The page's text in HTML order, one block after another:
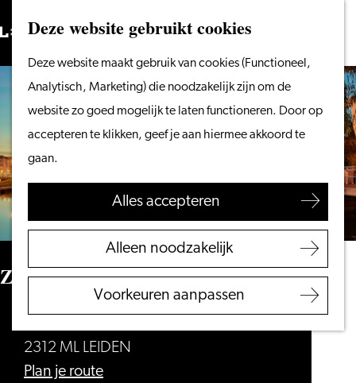
Deze website gebruikt cookies
Deze website maakt gebruik van cookies (Functioneel,
Analytisch, Marketing) die noodzakelijk zijn om de
website zo goed mogelijk te laten functioneren. Door op
accepteren te klikken, geef je aan hiermee akkoord te
gaan.
Alles accepteren
Alleen noodzakelijk
Voorkeuren aanpassen
Ga
naar
homepage
Menu
ZoekenVanaf het water
wandelen
Winkelen
Eten & drinken
Met kinderen
VVV Leiden
Bereikbaarheid
Regio Leiden
Zoeken
Zijlpoort
2312 ML LEIDEN
Plan je routenaar